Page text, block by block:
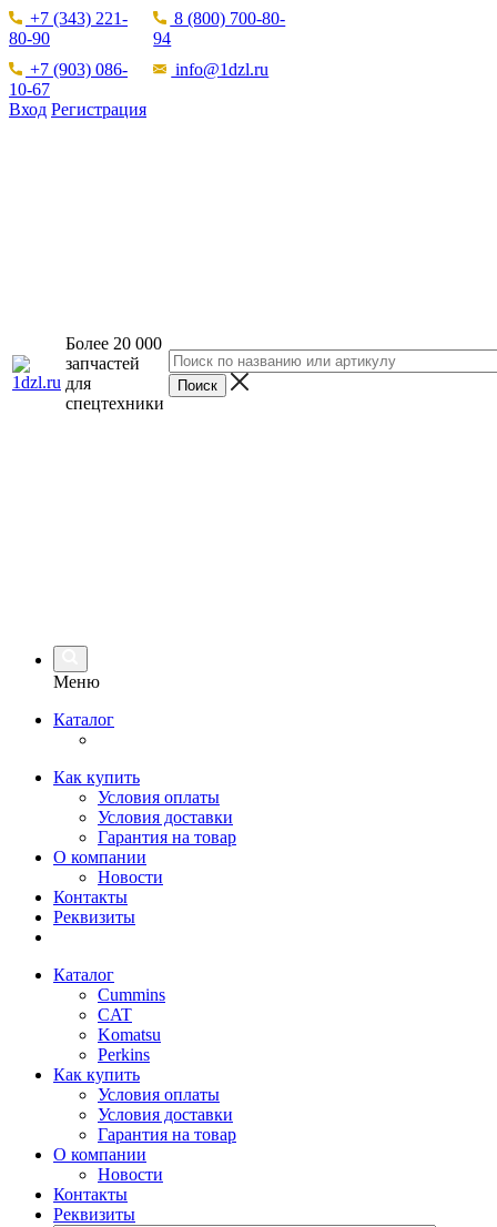
+7 (343) 221-
80-90
8 (800) 700-80-
94
+7 (903) 086-
10-67
info@1dzl.ru
Вход Регистрация
Более 20 000
запчастей
для
спецтехники
Меню
Каталог
Как купить
Условия оплаты
Условия доставки
Гарантия на товар
О компании
Новости
Контакты
Реквизиты
Каталог
Cummins
CAT
Komatsu
Perkins
Как купить
Условия оплаты
Условия доставки
Гарантия на товар
О компании
Новости
Контакты
Реквизиты